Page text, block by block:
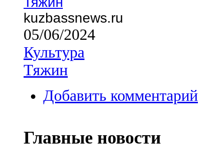
kuzbassnews.ru
05/06/2024
Культура
Тяжин
Добавить комментарий
Главные новости